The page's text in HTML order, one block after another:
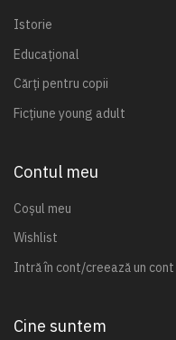
Istorie
Educațional
Cărți pentru copii
Ficțiune young adult
Contul meu
Coșul meu
Wishlist
Intră în cont/creează un cont
Cine suntem